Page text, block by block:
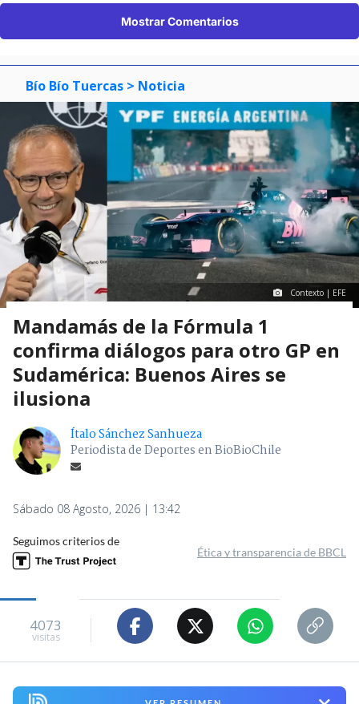
Mostrar Comentarios
Bío Bío Tuercas > Noticia
Contexto | EFE
Mandamás de la Fórmula 1
confirma diálogos para otro GP en
Sudamérica: Buenos Aires se
ilusiona
Ítalo Sánchez Sanhueza
Periodista de Deportes en BioBioChile
Sábado 08 Agosto, 2026 | 13:42
Seguimos criterios de
Ética y transparencia de BBCL
4073
visitas